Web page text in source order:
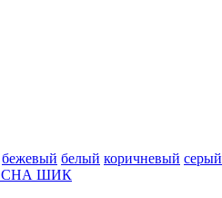
бежевый белый коричневый серый